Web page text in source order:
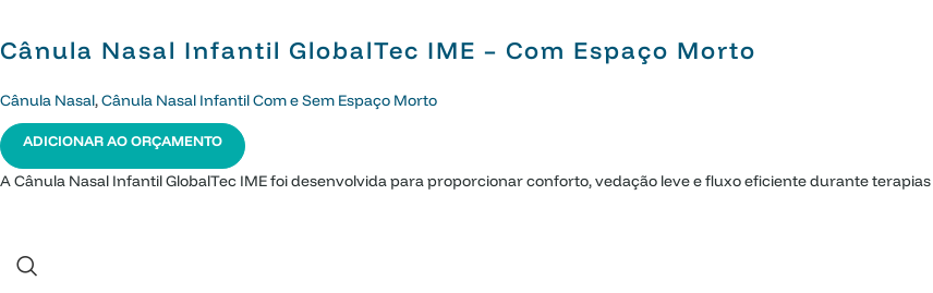
Cânula Nasal Infantil GlobalTec IME – Com Espaço Morto
Cânula Nasal,Cânula Nasal Infantil Com e Sem Espaço Morto
ADICIONAR AO ORÇAMENTO
A Cânula Nasal Infantil GlobalTec IME foi desenvolvida para proporcionar conforto, vedação leve e fluxo eficiente durante